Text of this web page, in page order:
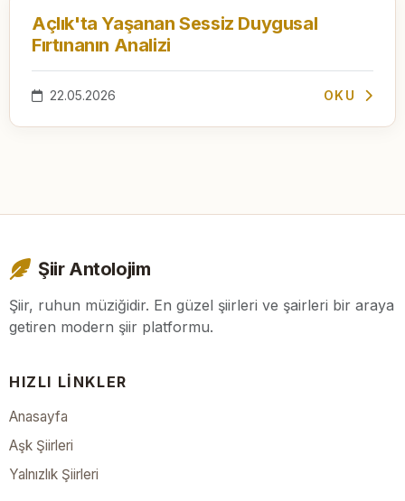
Açlık'ta Yaşanan Sessiz Duygusal
Fırtınanın Analizi
22.05.2026 OKU
Şiir Antolojim
Şiir, ruhun müziğidir. En güzel şiirleri ve şairleri bir araya
getiren modern şiir platformu.
HIZLI LINKLER
Anasayfa
Aşk Şiirleri
Yalnızlık Şiirleri